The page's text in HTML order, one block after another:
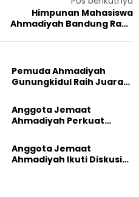
Himpunan Mahasiswa
Ahmadiyah Bandung Raya
Disabilitas, Dapat Pujian
Pemuda Ahmadiyah
Gunungkidul Raih Juara
Anggota Jemaat
Ahmadiyah Perkuat
Lewat Learning and
Development Festival di
Yogyakarta
Anggota Jemaat
Ahmadiyah Ikuti Diskusi